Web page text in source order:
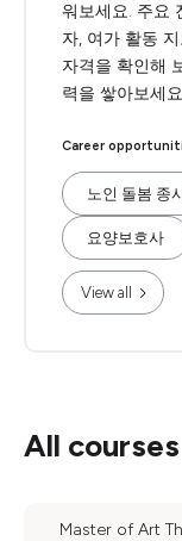
워보세요. 주요
자, 여가 활동
자격을 확인해
력을 쌓아보세
Career
노인 돌봄 종
요양보호사
View all
All courses
Master of Art